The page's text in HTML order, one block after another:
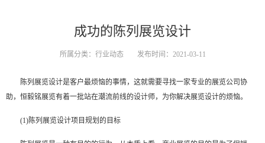
成功的陈列展览设计
所属分类： 行业动态 发布时间： 2021-03-11
陈列展览设计是客户最烦恼的事情，这就需要寻找一家专业的展览公司协
助，恒毅铭展览有着一批站在潮流前线的设计师，为你解决展览设计的烦恼。
(1)陈列展览设计项目规划的目标